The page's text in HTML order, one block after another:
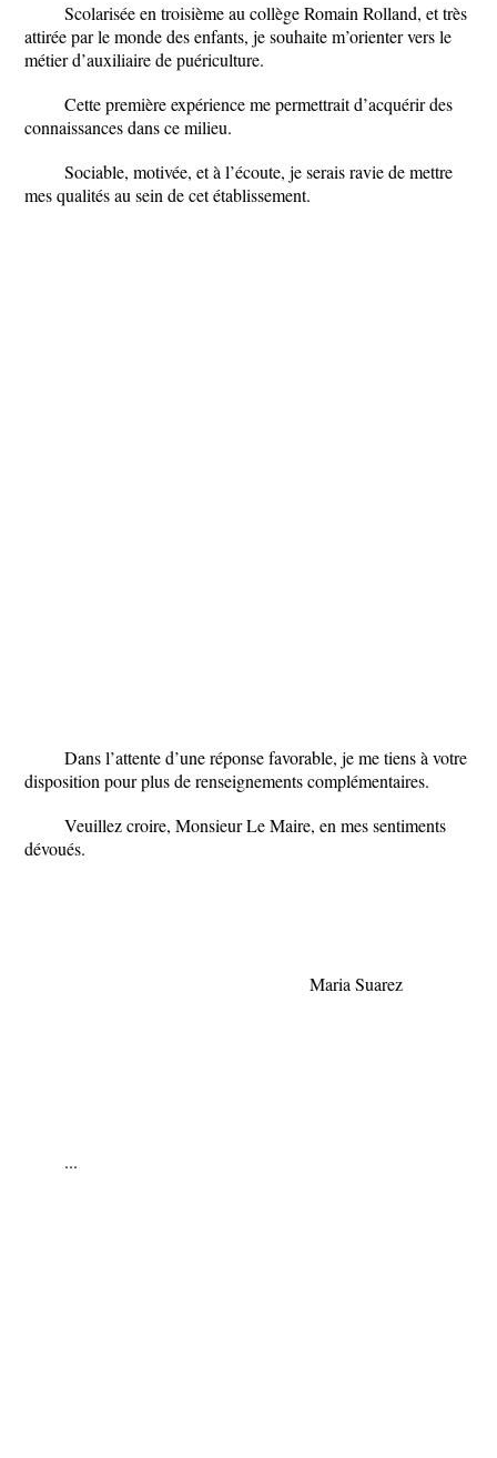
Scolarisée en troisième au collège Romain Rolland, et très
attirée par le monde des enfants, je souhaite m’orienter vers le
métier d’auxiliaire de puériculture.
Cette première expérience me permettrait d’acquérir des
connaissances dans ce milieu.
Sociable, motivée, et à l’écoute, je serais ravie de mettre
mes qualités au sein de cet établissement.
Dans l’attente d’une réponse favorable, je me tiens à votre
disposition pour plus de renseignements complémentaires.
Veuillez croire, Monsieur Le Maire, en mes sentiments
dévoués.
Maria Suarez
...